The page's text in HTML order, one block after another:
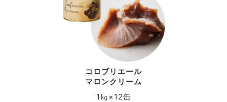
コロブリエール
マロンクリーム
1㎏×12缶